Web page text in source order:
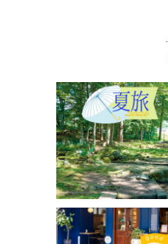
名所・旧跡 温泉・スパ